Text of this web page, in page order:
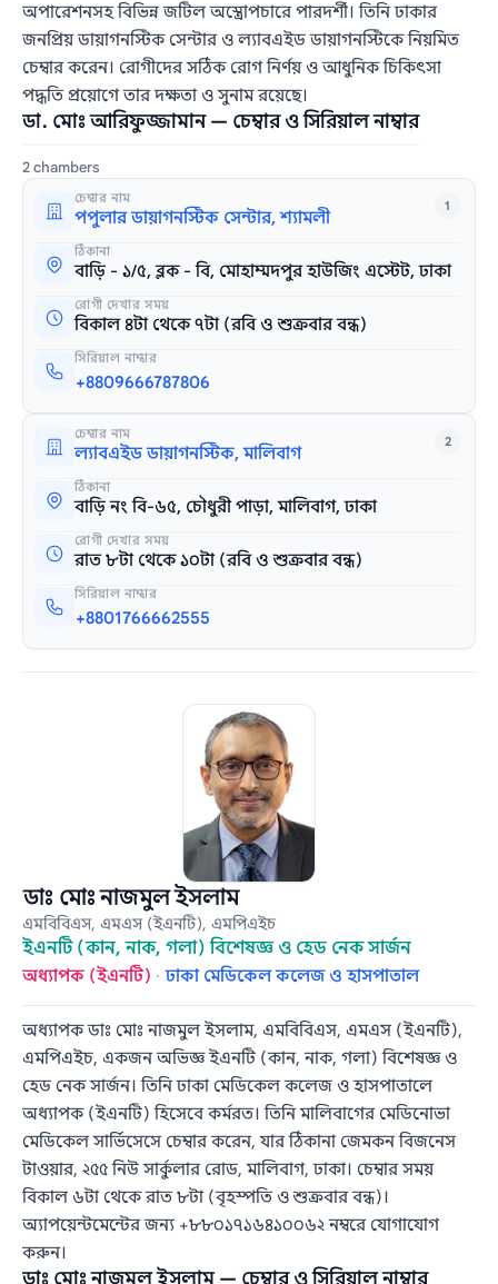
অপারেশনসহ বিভিন্ন জটিল অস্ত্রোপচারে পারদর্শী। তিনি ঢাকার
জনপ্রিয় ডায়াগনস্টিক সেন্টার ও ল্যাবএইড ডায়াগনস্টিকে নিয়মিত
চেম্বার করেন। রোগীদের সঠিক রোগ নির্ণয় ও আধুনিক চিকিৎসা
পদ্ধতি প্রয়োগে তার দক্ষতা ও সুনাম রয়েছে।
ডা. মোঃ আরিফুজ্জামান — চেম্বার ও সিরিয়াল নাম্বার
2 chambers
1
চেম্বার নাম
পপুলার ডায়াগনস্টিক সেন্টার, শ্যামলী
ঠিকানা
বাড়ি - ১/৫, ব্লক - বি, মোহাম্মদপুর হাউজিং এস্টেট, ঢাকা
রোগী দেখার সময়
বিকাল ৪টা থেকে ৭টা (রবি ও শুক্রবার বন্ধ)
সিরিয়াল নাম্বার
+8809666787806
2
চেম্বার নাম
ল্যাবএইড ডায়াগনস্টিক, মালিবাগ
ঠিকানা
বাড়ি নং বি-৬৫, চৌধুরী পাড়া, মালিবাগ, ঢাকা
রোগী দেখার সময়
রাত ৮টা থেকে ১০টা (রবি ও শুক্রবার বন্ধ)
সিরিয়াল নাম্বার
+8801766662555
ডাঃ মোঃ নাজমুল ইসলাম
এমবিবিএস, এমএস (ইএনটি), এমপিএইচ
ইএনটি (কান, নাক, গলা) বিশেষজ্ঞ ও হেড নেক সার্জন
অধ্যাপক (ইএনটি) ·ঢাকা মেডিকেল কলেজ ও হাসপাতাল
অধ্যাপক ডাঃ মোঃ নাজমুল ইসলাম, এমবিবিএস, এমএস (ইএনটি),
এমপিএইচ, একজন অভিজ্ঞ ইএনটি (কান, নাক, গলা) বিশেষজ্ঞ ও
হেড নেক সার্জন। তিনি ঢাকা মেডিকেল কলেজ ও হাসপাতালে
অধ্যাপক (ইএনটি) হিসেবে কর্মরত। তিনি মালিবাগের মেডিনোভা
মেডিকেল সার্ভিসেসে চেম্বার করেন, যার ঠিকানা জেমকন বিজনেস
টাওয়ার, ২৫৫ নিউ সার্কুলার রোড, মালিবাগ, ঢাকা। চেম্বার সময়
বিকাল ৬টা থেকে রাত ৮টা (বৃহস্পতি ও শুক্রবার বন্ধ)।
অ্যাপয়েন্টমেন্টের জন্য +৮৮০১৭১৬৪১০০৬২ নম্বরে যোগাযোগ
করুন।